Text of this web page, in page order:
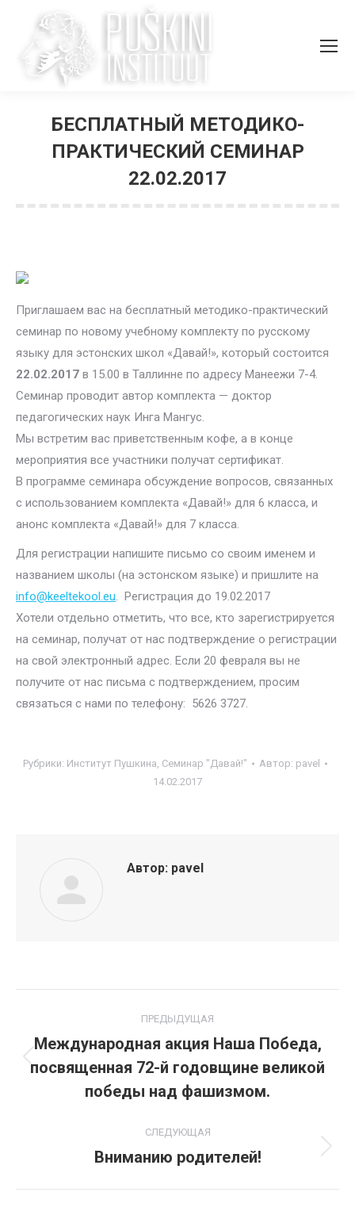
БЕСПЛАТНЫЙ МЕТОДИКО-
ПРАКТИЧЕСКИЙ СЕМИНАР
22.02.2017
Приглашаем вас на бесплатный методико-практический
семинар по новому учебному комплекту по русскому
языку для эстонских школ «Давай!», который состоится
22.02.2017 в 15.00 в Таллинне по адресу Манеежи 7-4.
Семинар проводит автор комплекта — доктор
педагогических наук Инга Мангус.
Мы встретим вас приветственным кофе, а в конце
мероприятия все участники получат сертификат.
В программе семинара обсуждение вопросов, связанных
с использованием комплекта «Давай!» для 6 класса, и
анонс комплекта «Давай!» для 7 класса.
Для регистрации напишите письмо со своим именем и
названием школы (на эстонском языке) и пришлите на
info@keeltekool.eu. Регистрация до 19.02.2017
Хотели отдельно отметить, что все, кто зарегистрируется
на семинар, получат от нас подтверждение о регистрации
на свой электронный адрес. Если 20 февраля вы не
получите от нас письма с подтверждением, просим
связаться с нами по телефону: 5626 3727.
Рубрики: Институт Пушкина, Семинар "Давай!" Автор: pavel
14.02.2017
Автор: pavel
по
записям
ПРЕДЫДУЩАЯ
Предыдущая
запись:
Международная акция Наша Победа,
посвященная 72-й годовщине великой
победы над фашизмом.
СЛЕДУЮЩАЯ
Следующая
Вниманию родителей!